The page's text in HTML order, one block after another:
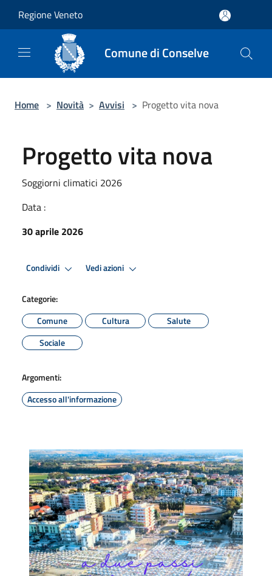
Regione Veneto
Comune di Conselve
Home > Novità > Avvisi > Progetto vita nova
Progetto vita nova
Soggiorni climatici 2026
Data :
30 aprile 2026
Condividi Vedi azioni
Categorie:
Comune
Cultura
Salute
Sociale
Argomenti:
Accesso all'informazione